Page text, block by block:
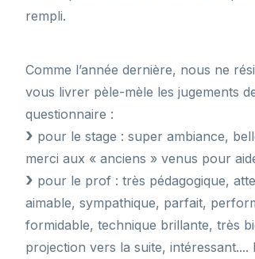
rempli.
Comme l’année dernière, nous ne
vous livrer pèle-mèle les jugements
questionnaire :
pour le stage : super ambiance,
merci aux « anciens » venus pour
pour le prof : très pédagogique,
aimable, sympathique, parfait,
formidable, technique brillante, très
projection vers la suite, intéressant....